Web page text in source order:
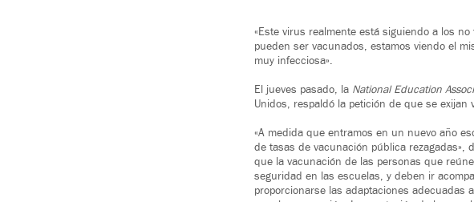
«Este virus realmente está siguiendo a los
pueden ser vacunados, estamos viendo el
muy infecciosa».
El jueves pasado, la National Education
Unidos, respaldó la petición de que se
«A medida que entramos en un nuevo año
de tasas de vacunación pública rezagadas»,
que la vacunación de las personas que
seguridad en las escuelas, y deben ir
proporcionarse las adaptaciones adecuadas